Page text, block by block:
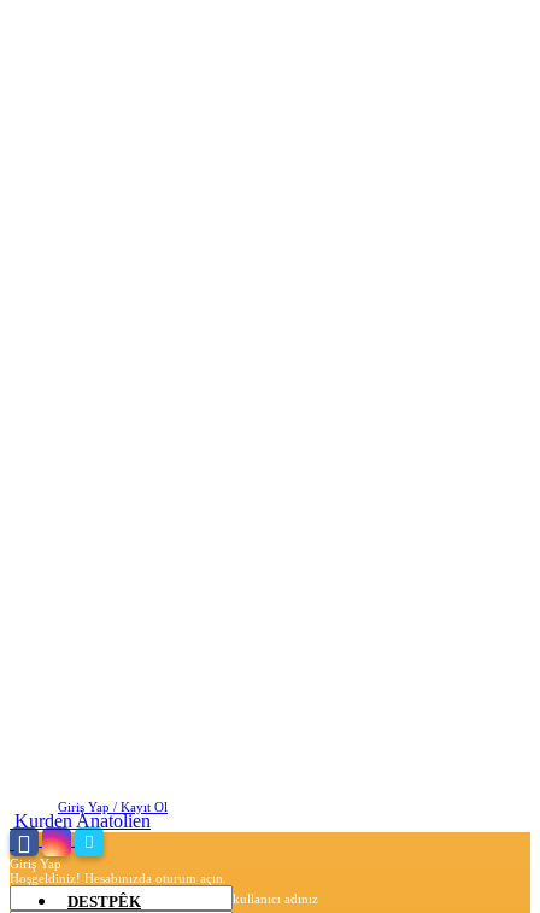
Giriş Yap / Kayıt Ol
Giriş Yap
Hoşgeldiniz! Hesabınızda oturum açın.
kullanıcı adınız
Kurden Anatolien
DESTPÊK